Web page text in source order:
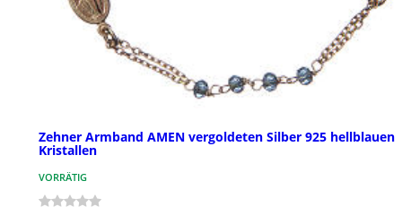
Zehner Armband AMEN vergoldeten Silber 925 hellblauen
Kristallen
VORRÄTIG